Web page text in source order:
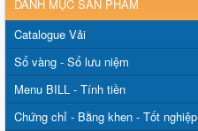
DANH MỤC SẢN PHẨM
Catalogue Vải
Sổ vàng - Sổ lưu niệm
Menu BILL - Tính tiền
Chứng chỉ - Bằng khen - Tốt nghiệp